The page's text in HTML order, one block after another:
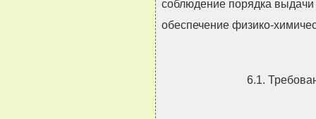
соблюдение порядка выдачи
обеспечение физико-
6.1.